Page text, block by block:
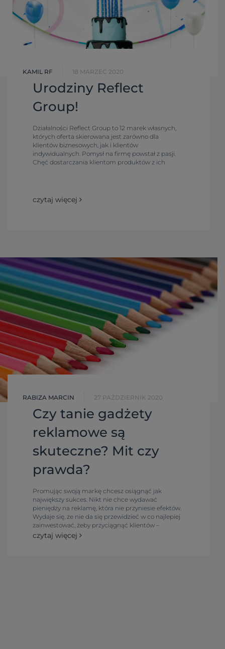
KAMIL RF 18 MARZEC 2020
Urodziny Reflect
Group!
Działalności Reflect Group to 12 marek własnych,
których oferta skierowana jest zarówno dla
klientów biznesowych, jak i klientów
indywidualnych. Pomysł na firmę powstał z pasji.
Chęć dostarczania klientom produktów z ich
zajmuje się znakowaniem odzieży dla klientów
biznesowych oraz znakowaniem odzieży dla
czytaj więcej
RABIZA MARCIN 27 PAŹDZIERNIK 2020
Czy tanie gadżety
reklamowe są
skuteczne? Mit czy
prawda?
Promując swoją markę chcesz osiągnąć jak
największy sukces. Nikt nie chce wydawać
pieniędzy na reklamę, która nie przyniesie efektów.
Wydaje się, że nie da się przewidzieć w co najlepiej
zainwestować, żeby przyciągnąć klientów –
przecież jest tyle możliwości! I jeszcze te ceny,
czytaj więcej